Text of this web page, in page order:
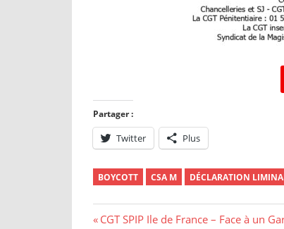
Partager :
Twitter Plus
BOYCOTT CSA M DÉCLARATION
CGT SPIP Ile de France – Face à un